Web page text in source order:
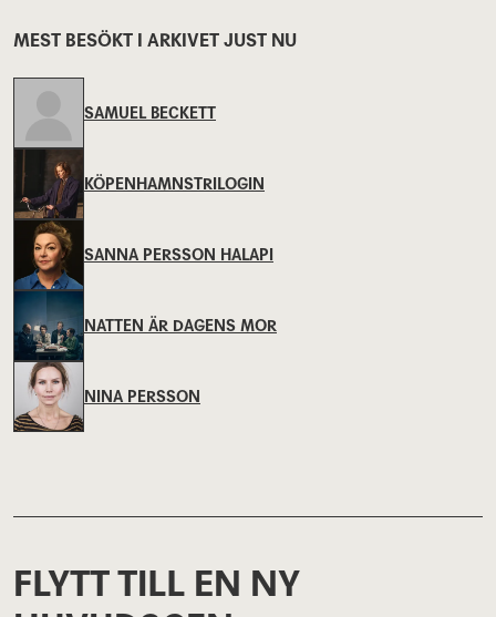
MEST BESÖKT I ARKIVET JUST NU
SAMUEL BECKETT
KÖPENHAMNSTRILOGIN
SANNA PERSSON HALAPI
NATTEN ÄR DAGENS MOR
NINA PERSSON
FLYTT TILL EN NY